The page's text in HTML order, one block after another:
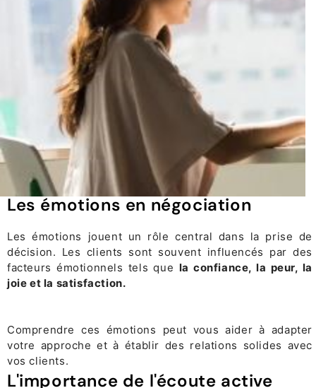
Les émotions en négociation
Les émotions jouent un rôle central dans la prise de
décision. Les clients sont souvent influencés par des
facteurs émotionnels tels que la confiance, la peur, la
joie et la satisfaction.
Comprendre ces émotions peut vous aider à adapter
votre approche et à établir des relations solides avec
vos clients.
L'importance de l'écoute active